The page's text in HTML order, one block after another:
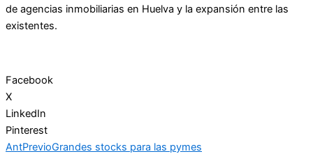
de agencias inmobiliarias en Huelva y la expansión entre las
existentes.
Facebook
X
LinkedIn
Pinterest
AntPrevioGrandes stocks para las pymes